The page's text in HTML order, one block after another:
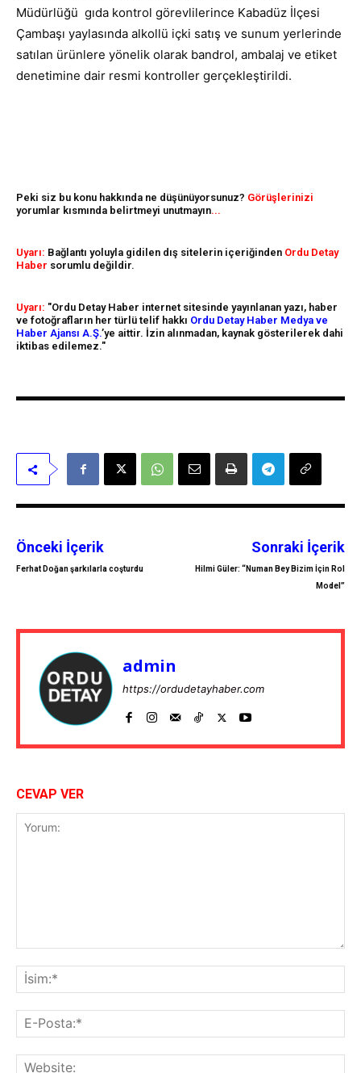
Müdürlüğü gıda kontrol görevlilerince Kabadüz İlçesi
Çambaşı yaylasında alkollü içki satış ve sunum yerlerinde
satılan ürünlere yönelik olarak bandrol, ambalaj ve etiket
denetimine dair resmi kontroller gerçekleştirildi.
Peki siz bu konu hakkında ne düşünüyorsunuz? Görüşlerinizi
yorumlar kısmında belirtmeyi unutmayın...
Uyarı: Bağlantı yoluyla gidilen dış sitelerin içeriğinden Ordu Detay
Haber sorumlu değildir.
Uyarı: "Ordu Detay Haber internet sitesinde yayınlanan yazı, haber
ve fotoğrafların her türlü telif hakkı Ordu Detay Haber Medya ve
Haber Ajansı A.Ş.’ye aittir. İzin alınmadan, kaynak gösterilerek dahi
iktibas edilemez."
Önceki İçerik
Ferhat Doğan şarkılarla coşturdu
Sonraki İçerik
Hilmi Güler: “Numan Bey Bizim İçin Rol
Model”
admin
https://ordudetayhaber.com
CEVAP VER